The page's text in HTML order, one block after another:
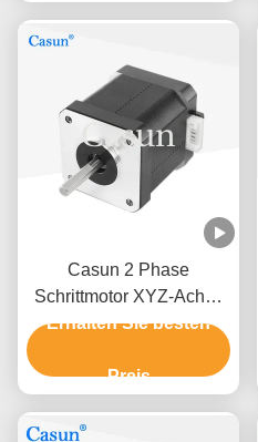
Casun 2 Phase
Schrittmotor XYZ-Achse
NEMA17 0.52Nm
Erhalten Sie besten
Preis